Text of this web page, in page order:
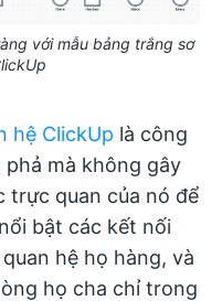
với mẫu bảng trắng sơ
hệ ClickUp là công
mà không gây
trực quan của nó để
bật các kết nối
hệ họ hàng, và
họ cha chỉ trong